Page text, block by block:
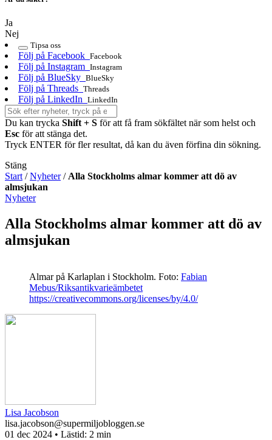
Ja
Nej
Tipsa oss
Följ på Facebook Facebook
Följ på Instagram Instagram
Följ på BlueSky BlueSky
Följ på Threads Threads
Följ på LinkedIn LinkedIn
Du kan trycka Shift + S för att få fram sökfältet när som helst och
Esc för att stänga det.
Tryck ENTER för fler resultat, då kan du även förfina din sökning.
Stäng
Start /Nyheter/ Alla Stockholms almar kommer att dö av
almsjukan
Nyheter
Alla Stockholms almar kommer att dö av
almsjukan
Almar på Karlaplan i Stockholm. Foto: Fabian
Mebus/Riksantikvarieämbetet
https://creativecommons.org/licenses/by/4.0/
Lisa Jacobson
lisa.jacobson@supermiljobloggen.se
01 dec 2024 • Lästid: 2 min